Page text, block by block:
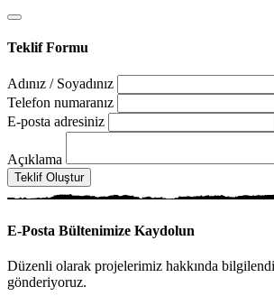
Teklif Formu
Adınız / Soyadınız
Telefon numaranız
E-posta adresiniz
Açıklama
Teklif Oluştur
E-Posta Bültenimize Kaydolun
Düzenli olarak projelerimiz hakkında
gönderiyoruz.